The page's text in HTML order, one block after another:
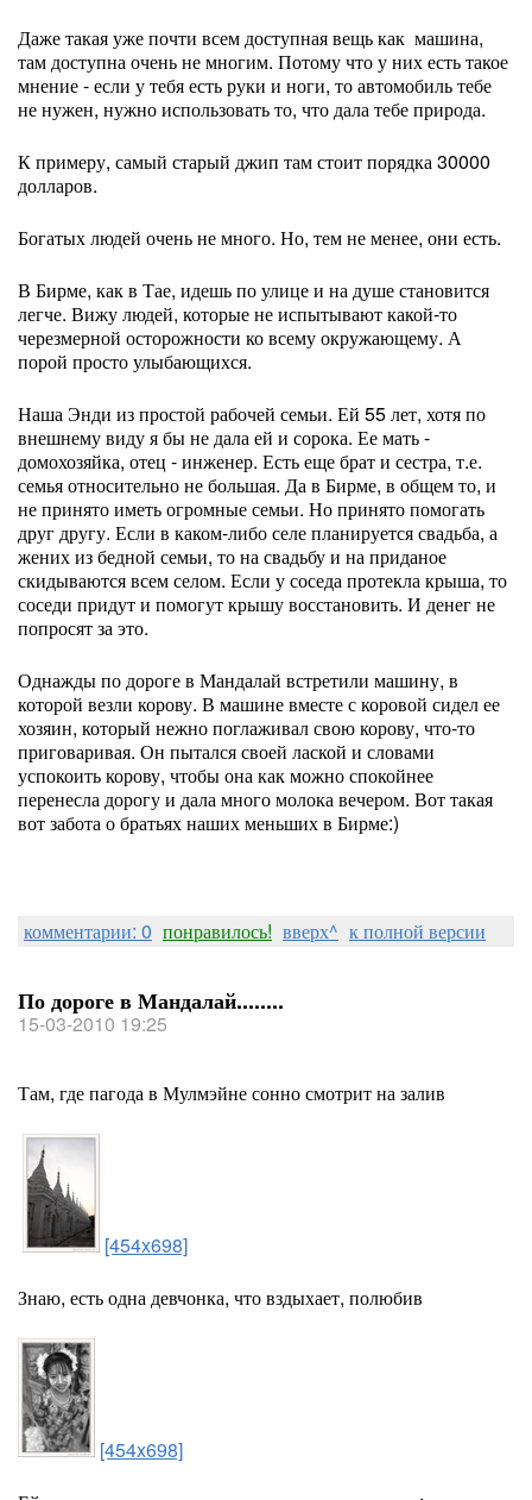
Даже такая уже почти всем доступная вещь как машина,
там доступна очень не многим. Потому что у них есть такое
мнение - если у тебя есть руки и ноги, то автомобиль тебе
не нужен, нужно использовать то, что дала тебе природа.
К примеру, самый старый джип там стоит порядка 30000
долларов.
Богатых людей очень не много. Но, тем не менее, они есть.
В Бирме, как в Тае, идешь по улице и на душе становится
легче. Вижу людей, которые не испытывают какой-то
черезмерной осторожности ко всему окружающему. А
порой просто улыбающихся.
Наша Энди из простой рабочей семьи. Ей 55 лет, хотя по
внешнему виду я бы не дала ей и сорока. Ее мать -
домохозяйка, отец - инженер. Есть еще брат и сестра, т.е.
семья относительно не большая. Да в Бирме, в общем то, и
не принято иметь огромные семьи. Но принято помогать
друг другу. Если в каком-либо селе планируется свадьба, а
жених из бедной семьи, то на свадьбу и на приданое
скидываются всем селом. Если у соседа протекла крыша, то
соседи придут и помогут крышу восстановить. И денег не
попросят за это.
Однажды по дороге в Мандалай встретили машину, в
которой везли корову. В машине вместе с коровой сидел ее
хозяин, который нежно поглаживал свою корову, что-то
приговаривая. Он пытался своей лаской и словами
успокоить корову, чтобы она как можно спокойнее
перенесла дорогу и дала много молока вечером. Вот такая
вот забота о братьях наших меньших в Бирме:)
комментарии: 0 понравилось! вверх^ к полной версии
По дороге в Мандалай........
15-03-2010 19:25
Там, где пагода в Мулмэйне сонно смотрит на залив
[454x698]
Знаю, есть одна девчонка, что вздыхает, полюбив
[454x698]